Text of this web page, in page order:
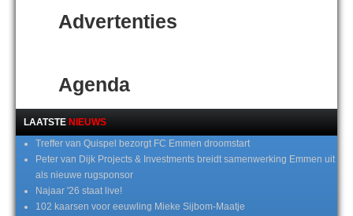
Advertenties
Agenda
LAATSTE NIEUWS
Treffer van Quispel bezorgt FC Emmen droomstart
Peter van Dijk Projects & Investments breidt samenwerking Emmen uit
als nieuwe rugsponsor
Najaar '26 staat live!
102 kaarsen voor eeuwling Mieke Sijbom-Maatje